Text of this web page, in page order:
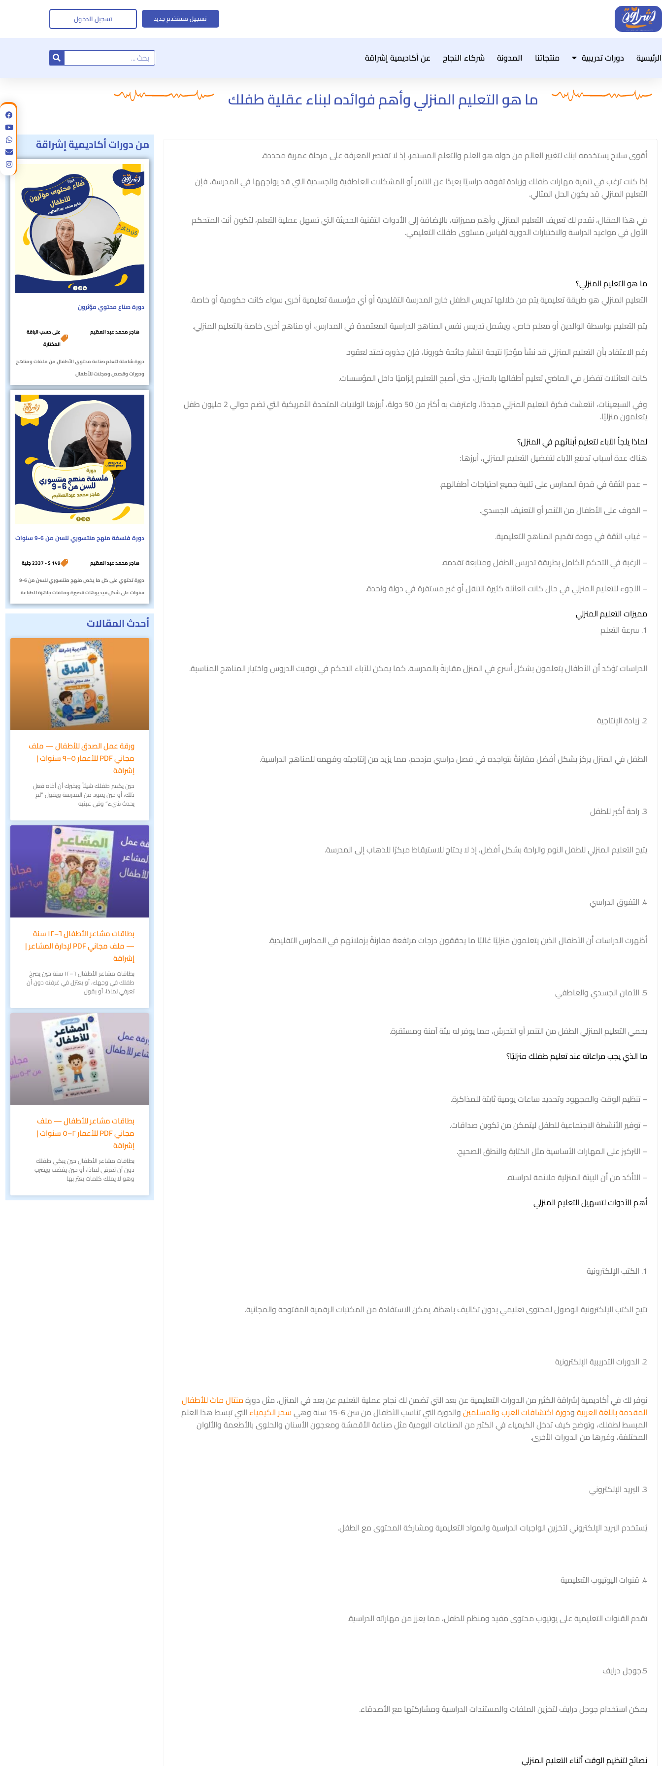
تخطي
إلى
المحتوى
تسجيل مستخدم جديد تسجيل الدخول
الرئيسية دورات تدريبية منتجاتنا المدونة شركاء النجاح عن أكاديمية إشراقة Search
ما هو التعليم المنزلي وأهم فوائده لبناء عقلية طفلك
أقوى سلاح يستخدمه ابنك لتغيير العالم من حوله هو العلم والتعلم المستمر، إذ لا تقتصر المعرفة على مرحلة عمرية محددة.
إذا كنت ترغب في تنمية مهارات طفلك وزيادة تفوقه دراسيًا بعيدًا عن التنمر أو المشكلات العاطفية والجسدية التي قد يواجهها في المدرسة، فإن
التعليم المنزلي قد يكون الحل المثالي.
في هذا المقال، نقدم لك تعريف التعليم المنزلي وأهم مميزاته، بالإضافة إلى الأدوات التقنية الحديثة التي تسهل عملية التعلم، لتكون أنت المتحكم
الأول في مواعيد الدراسة والاختبارات الدورية لقياس مستوى طفلك التعليمي.
ما هو التعليم المنزلي؟
التعليم المنزلي هو طريقة تعليمية يتم من خلالها تدريس الطفل خارج المدرسة التقليدية أو أي مؤسسة تعليمية أخرى سواء كانت حكومية أو خاصة.
يتم التعليم بواسطة الوالدين أو معلم خاص، ويشمل تدريس نفس المناهج الدراسية المعتمدة في المدارس، أو مناهج أخرى خاصة بالتعليم المنزلي.
رغم الاعتقاد بأن التعليم المنزلي قد نشأ مؤخرًا نتيجة انتشار جائحة كورونا، فإن جذوره تمتد لعقود.
كانت العائلات تفضل في الماضي تعليم أطفالها بالمنزل، حتى أصبح التعليم إلزاميًا داخل المؤسسات.
وفي السبعينات، انتعشت فكرة التعليم المنزلي مجددًا، واعترفت به أكثر من 50 دولة، أبرزها الولايات المتحدة الأمريكية التي تضم حوالي 2 مليون طفل
يتعلمون منزليًا.
لماذا يلجأ الآباء لتعليم أبنائهم في المنزل؟
هناك عدة أسباب تدفع الآباء لتفضيل التعليم المنزلي، أبرزها:
– عدم الثقة في قدرة المدارس على تلبية جميع احتياجات أطفالهم.
– الخوف على الأطفال من التنمر أو التعنيف الجسدي.
– غياب الثقة في جودة تقديم المناهج التعليمية.
– الرغبة في التحكم الكامل بطريقة تدريس الطفل ومتابعة تقدمه.
– اللجوء للتعليم المنزلي في حال كانت العائلة كثيرة التنقل أو غير مستقرة في دولة واحدة.
مميزات التعليم المنزلي
1. سرعة التعلم
الدراسات تؤكد أن الأطفال يتعلمون بشكل أسرع في المنزل مقارنةً بالمدرسة. كما يمكن للآباء التحكم في توقيت الدروس واختيار المناهج المناسبة.
2. زيادة الإنتاجية
الطفل في المنزل يركز بشكل أفضل مقارنةً بتواجده في فصل دراسي مزدحم، مما يزيد من إنتاجيته وفهمه للمناهج الدراسية.
3. راحة أكبر للطفل
يتيح التعليم المنزلي للطفل النوم والراحة بشكل أفضل، إذ لا يحتاج للاستيقاظ مبكرًا للذهاب إلى المدرسة.
4. التفوق الدراسي
أظهرت الدراسات أن الأطفال الذين يتعلمون منزليًا غالبًا ما يحققون درجات مرتفعة مقارنةً بزملائهم في المدارس التقليدية.
5. الأمان الجسدي والعاطفي
يحمي التعليم المنزلي الطفل من التنمر أو التحرش، مما يوفر له بيئة آمنة ومستقرة.
ما الذي يجب مراعاته عند تعليم طفلك منزليًا؟
– تنظيم الوقت والمجهود وتحديد ساعات يومية ثابتة للمذاكرة.
– توفير الأنشطة الاجتماعية للطفل ليتمكن من تكوين صداقات.
– التركيز على المهارات الأساسية مثل الكتابة والنطق الصحيح.
– التأكد من أن البيئة المنزلية ملائمة لدراسته.
أهم الأدوات لتسهيل التعليم المنزلي
1. الكتب الإلكترونية
تتيح الكتب الإلكترونية الوصول لمحتوى تعليمي بدون تكاليف باهظة. يمكن الاستفادة من المكتبات الرقمية المفتوحة والمجانية.
2. الدورات التدريبية الإلكترونية
نوفر لك في أكاديمية إشراقة الكثير من الدورات التعليمية عن بعد التي تضمن لك نجاح عملية التعليم عن بعد في المنزل، مثل دورةمنتال ماث للأطفال
المقدمة باللغة العربيةودورة اكتشافات العرب والمسلمينوالدورة التي تناسب الأطفال من سن 6-15 سنة وهي سحر الكيمياءالتي تبسط هذا العلم
المبسط لطفلك، وتوضح كيف تدخل الكيمياء في الكثير من الصناعات اليومية مثل صناعة الأقمشة ومعجون الأسنان والحلوى بالأطعمة والألوان
المختلفة، وغيرها من الدورات الأخرى.
3. البريد الإلكتروني
يُستخدم البريد الإلكتروني لتخزين الواجبات الدراسية والمواد التعليمية ومشاركة المحتوى مع الطفل.
4. قنوات اليوتيوب التعليمية
تقدم القنوات التعليمية على يوتيوب محتوى مفيد ومنظم للطفل، مما يعزز من مهاراته الدراسية.
5.جوجل درايف
يمكن استخدام جوجل درايف لتخزين الملفات والمستندات الدراسية ومشاركتها مع الأصدقاء.
نصائح لتنظيم الوقت أثناء التعليم المنزلي
من دورات أكاديمية إشراقة
دورة صناع محتوي مؤثرون
هاجر محمد عبد العظيم
على حسب الباقة
المختارة
دورة شاملة لتعلم صناعة محتوى الأطفال من ملفات ومناهج
ودورات وقصص ومجلات للأطفال
دورة فلسفة منهج منتسوري للسن من 6-9 سنوات
هاجر محمد عبد العظيم
149 $ - 2337 جنية
دورة تحتوي على كل ما يخص منهج منتسوري للسن من 6-9
سنوات على شكل فيديوهات قصيرة وملفات جاهزة للطباعة
أحدث المقالات
ورقة عمل الصدق للأطفال — ملف
مجاني PDF للأعمار ٥–٩ سنوات |
إشراقة
حين يكسر طفلك شيئاً ويخبرك أن أخاه فعل
ذلك، أو حين يعود من المدرسة ويقول “لم
يحدث شيء” وفي عينيه
بطاقات مشاعر الأطفال ٦–١٢ سنة
— ملف مجاني PDF لإدارة المشاعر |
إشراقة
بطاقات مشاعر الأطفال ٦–١٢ سنة حين يصرخ
طفلك في وجهك، أو يعتزل في غرفته دون أن
تعرفي لماذا، أو يقول
بطاقات مشاعر للأطفال — ملف
مجاني PDF للأعمار ٢–٥ سنوات |
إشراقة
بطاقات مشاعر الأطفال حين يبكي طفلك
دون أن تعرفي لماذا، أو حين يغضب ويضرب
وهو لا يملك كلمات يعبّر بها